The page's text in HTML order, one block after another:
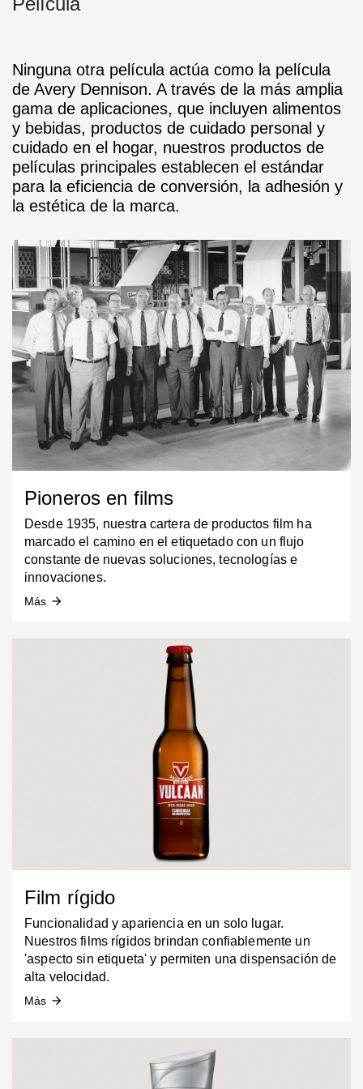
Ninguna otra película actúa como la película
de Avery Dennison. A través de la más amplia
gama de aplicaciones, que incluyen alimentos
y bebidas, productos de cuidado personal y
cuidado en el hogar, nuestros productos de
películas principales establecen el estándar
para la eficiencia de conversión, la adhesión y
la estética de la marca.
Pioneros en films
Desde 1935, nuestra cartera de productos film ha
marcado el camino en el etiquetado con un flujo
constante de nuevas soluciones, tecnologías e
innovaciones.
Más arrow_forward
Film rígido
Funcionalidad y apariencia en un solo lugar.
Nuestros films rígidos brindan confiablemente un
'aspecto sin etiqueta' y permiten una dispensación de
alta velocidad.
Más arrow_forward